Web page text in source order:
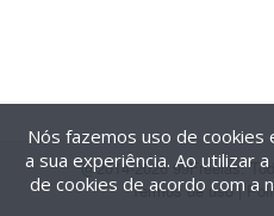
@2014-2026 99Freelas.
Termos de uso|
Nós fazemos uso de
a sua experiência. Ao utilizar
de cookies de acordo com a